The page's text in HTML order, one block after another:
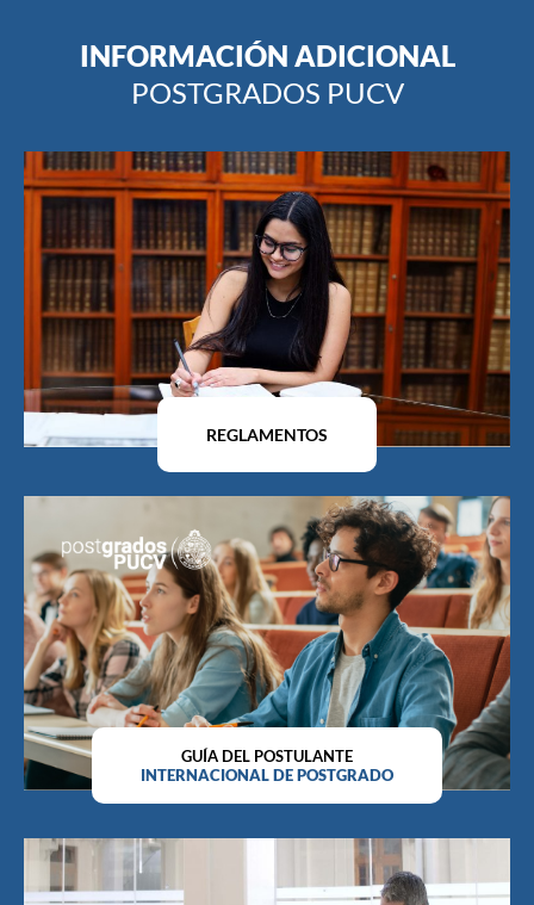
INFORMACIÓN ADICIONAL
POSTGRADOS PUCV
REGLAMENTOS
GUÍA DEL POSTULANTE
INTERNACIONAL DE POSTGRADO